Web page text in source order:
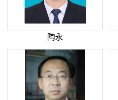
陶永